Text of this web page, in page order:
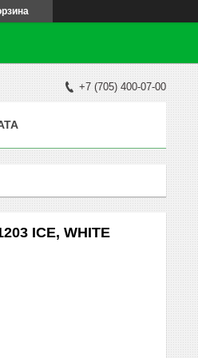
+7 (705) 400-07-00
ICE, WHITE